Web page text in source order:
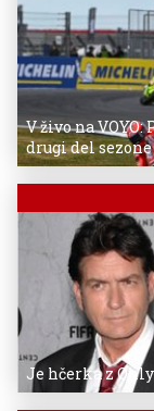
V živo na
drugi del sezone
Je hčerka z